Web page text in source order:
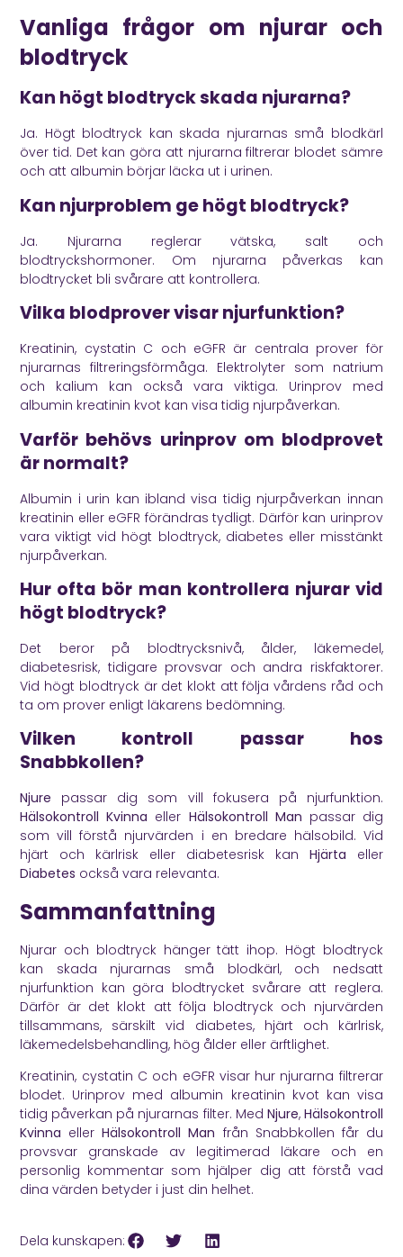
Vanliga frågor om njurar och
blodtryck
Kan högt blodtryck skada njurarna?
Ja. Högt blodtryck kan skada njurarnas små blodkärl
över tid. Det kan göra att njurarna filtrerar blodet sämre
och att albumin börjar läcka ut i urinen.
Kan njurproblem ge högt blodtryck?
Ja. Njurarna reglerar vätska, salt och
blodtryckshormoner. Om njurarna påverkas kan
blodtrycket bli svårare att kontrollera.
Vilka blodprover visar njurfunktion?
Kreatinin, cystatin C och eGFR är centrala prover för
njurarnas filtreringsförmåga. Elektrolyter som natrium
och kalium kan också vara viktiga. Urinprov med
albumin kreatinin kvot kan visa tidig njurpåverkan.
Varför behövs urinprov om blodprovet
är normalt?
Albumin i urin kan ibland visa tidig njurpåverkan innan
kreatinin eller eGFR förändras tydligt. Därför kan urinprov
vara viktigt vid högt blodtryck, diabetes eller misstänkt
njurpåverkan.
Hur ofta bör man kontrollera njurar vid
högt blodtryck?
Det beror på blodtrycksnivå, ålder, läkemedel,
diabetesrisk, tidigare provsvar och andra riskfaktorer.
Vid högt blodtryck är det klokt att följa vårdens råd och
ta om prover enligt läkarens bedömning.
Vilken kontroll passar hos
Snabbkollen?
Njure passar dig som vill fokusera på njurfunktion.
Hälsokontroll Kvinna eller Hälsokontroll Man passar dig
som vill förstå njurvärden i en bredare hälsobild. Vid
hjärt och kärlrisk eller diabetesrisk kan Hjärta eller
Diabetes också vara relevanta.
Sammanfattning
Njurar och blodtryck hänger tätt ihop. Högt blodtryck
kan skada njurarnas små blodkärl, och nedsatt
njurfunktion kan göra blodtrycket svårare att reglera.
Därför är det klokt att följa blodtryck och njurvärden
tillsammans, särskilt vid diabetes, hjärt och kärlrisk,
läkemedelsbehandling, hög ålder eller ärftlighet.
Kreatinin, cystatin C och eGFR visar hur njurarna filtrerar
blodet. Urinprov med albumin kreatinin kvot kan visa
tidig påverkan på njurarnas filter. Med Njure, Hälsokontroll
Kvinna ellerHälsokontroll Man från Snabbkollen får du
provsvar granskade av legitimerad läkare och en
personlig kommentar som hjälper dig att förstå vad
dina värden betyder i just din helhet.
Dela kunskapen: